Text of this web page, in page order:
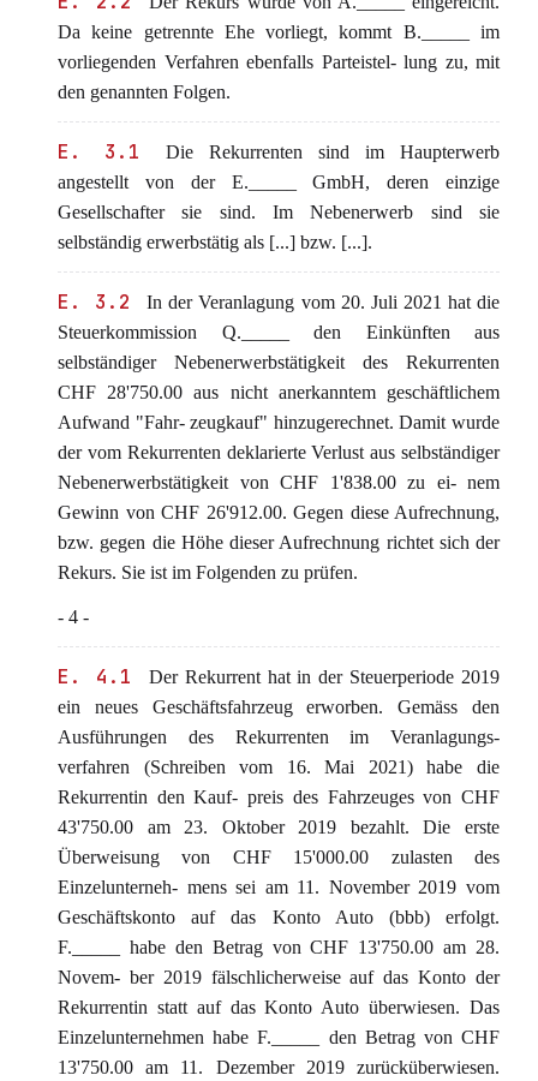
Da keine getrennte Ehe vorliegt, kommt B._____ im
vorliegenden Verfahren ebenfalls Parteistel- lung zu, mit
den genannten Folgen.
E. 3.1
Die Rekurrenten sind im Haupterwerb
angestellt von der E._____ GmbH, deren einzige
Gesellschafter sie sind. Im Nebenerwerb sind sie
selbständig erwerbstätig als [...] bzw. [...].
E. 3.2
In der Veranlagung vom 20. Juli 2021 hat die
Steuerkommission Q._____ den Einkünften aus
selbständiger Nebenerwerbstätigkeit des Rekurrenten
CHF 28'750.00 aus nicht anerkanntem geschäftlichem
Aufwand "Fahr- zeugkauf" hinzugerechnet. Damit wurde
der vom Rekurrenten deklarierte Verlust aus selbständiger
Nebenerwerbstätigkeit von CHF 1'838.00 zu ei- nem
Gewinn von CHF 26'912.00. Gegen diese Aufrechnung,
bzw. gegen die Höhe dieser Aufrechnung richtet sich der
Rekurs. Sie ist im Folgenden zu prüfen.
- 4 -
E. 4.1
Der Rekurrent hat in der Steuerperiode 2019
ein neues Geschäftsfahrzeug erworben. Gemäss den
Ausführungen des Rekurrenten im Veranlagungs-
verfahren (Schreiben vom 16. Mai 2021) habe die
Rekurrentin den Kauf- preis des Fahrzeuges von CHF
43'750.00 am 23. Oktober 2019 bezahlt. Die erste
Überweisung von CHF 15'000.00 zulasten des
Einzelunterneh- mens sei am 11. November 2019 vom
Geschäftskonto auf das Konto Auto (bbb) erfolgt.
F._____ habe den Betrag von CHF 13'750.00 am 28.
Novem- ber 2019 fälschlicherweise auf das Konto der
Rekurrentin statt auf das Konto Auto überwiesen. Das
Einzelunternehmen habe F._____ den Betrag von CHF
13'750.00 am 11. Dezember 2019 zurücküberwiesen.